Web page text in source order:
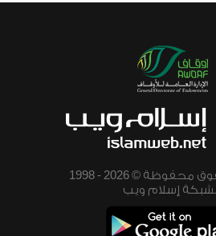
جميع الحقوق محفوظة © 2026 - 1998
إسلام ويب